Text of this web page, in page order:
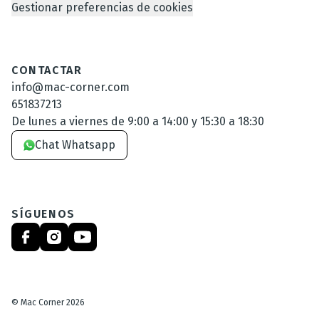
Gestionar preferencias de cookies
CONTACTAR
info@mac-corner.com
651837213
De lunes a viernes de 9:00 a 14:00 y 15:30 a 18:30
Chat Whatsapp
SÍGUENOS
© Mac Corner 2026